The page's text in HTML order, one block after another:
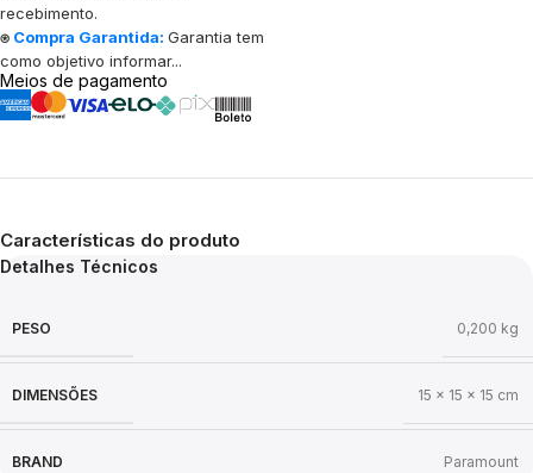
recebimento.
⍟ Compra Garantida: Garantia tem
como objetivo informar...
Meios de pagamento
Características do produto
Detalhes Técnicos
PESO 0,200 kg
DIMENSÕES 15 × 15 × 15 cm
BRAND Paramount